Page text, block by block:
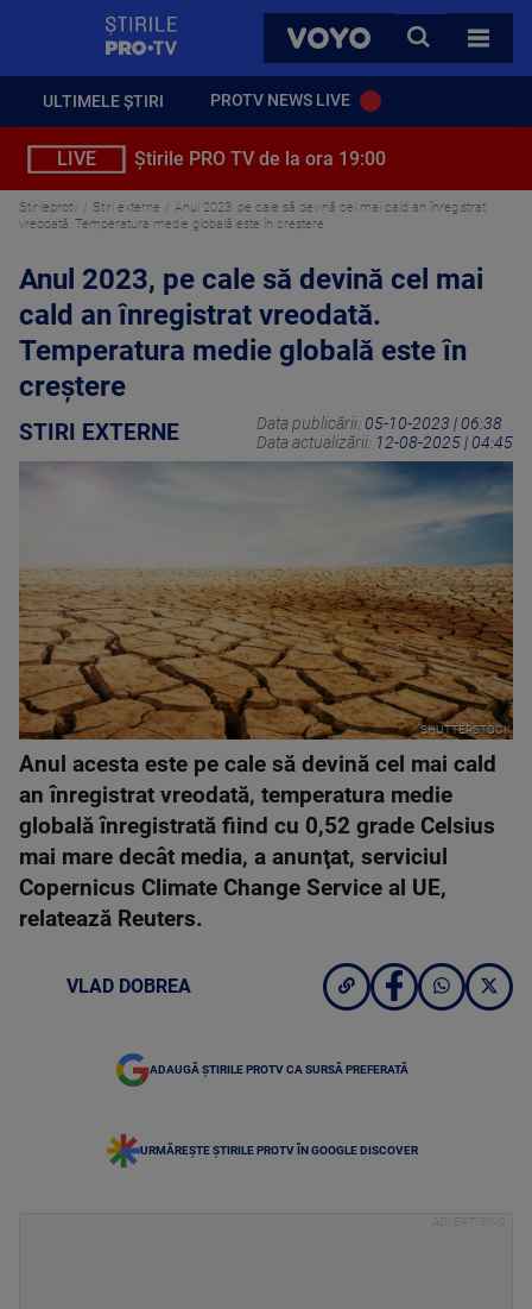
VOYO
CAUTA
TOATE
ULTIMELE ȘTIRI PROTV NEWS LIVE
LIVE Știrile PRO TV de la ora 19:00
Stirileprotv Stiri externe
Anul 2023, pe cale să devină cel mai cald an înregistrat
vreodată. Temperatura medie globală este în creștere
Anul 2023, pe cale să devină cel mai
cald an înregistrat vreodată.
Temperatura medie globală este în
creștere
STIRI EXTERNE Data publicării: 05-10-2023 | 06:38
Data actualizării: 12-08-2025 | 04:45
SHUTTERSTOCK
Anul acesta este pe cale să devină cel mai cald
an înregistrat vreodată, temperatura medie
globală înregistrată fiind cu 0,52 grade Celsius
mai mare decât media, a anunţat, serviciul
Copernicus Climate Change Service al UE,
relatează Reuters.
VLAD DOBREA
ADAUGĂ ȘTIRILE PROTV CA SURSĂ PREFERATĂ
URMĂREȘTE ȘTIRILE PROTV ÎN GOOGLE DISCOVER